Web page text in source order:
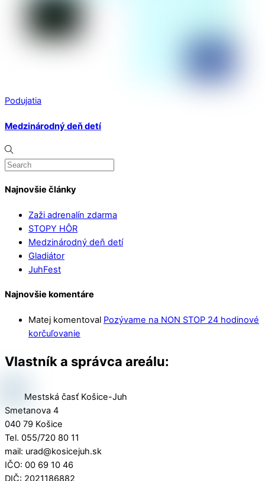
Podujatia
Medzinárodný deň detí
Najnovšie články
Zaži adrenalín zdarma
STOPY HÔR
Medzinárodný deň detí
Gladiátor
JuhFest
Najnovšie komentáre
Matej komentoval Pozývame na NON STOP 24 hodinové
korčuľovanie
Vlastník a správca areálu:
Mestská časť Košice-Juh
Smetanova 4
040 79 Košice
Tel. 055/720 80 11
mail: urad@kosicejuh.sk
IČO: 00 69 10 46
DIČ: 2021186882